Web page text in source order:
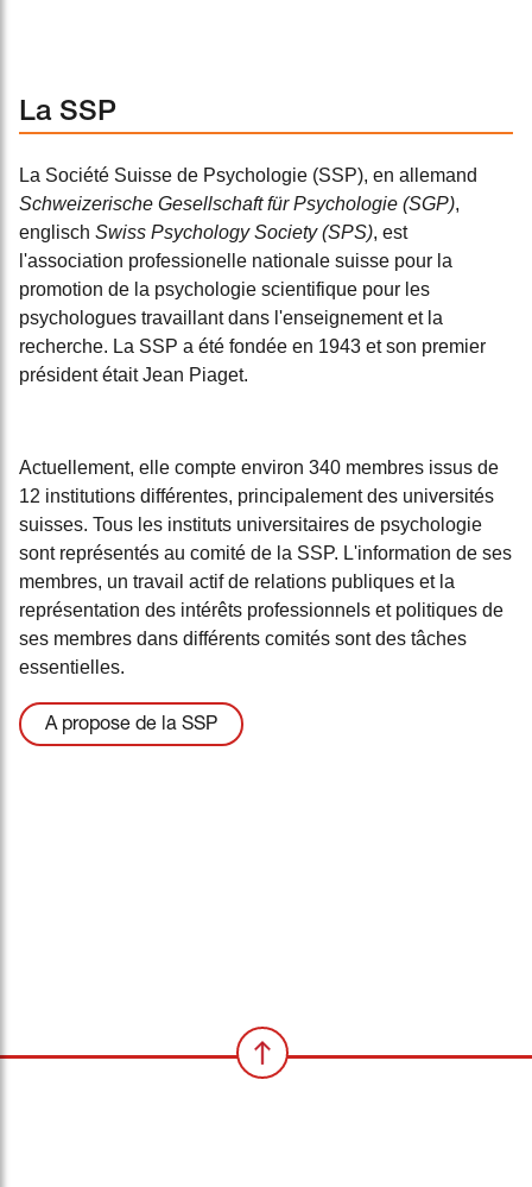
La SSP
La Société Suisse de Psychologie (SSP), en allemand
Schweizerische Gesellschaft für Psychologie (SGP),
englisch Swiss Psychology Society (SPS), est
l'association professionelle nationale suisse pour la
promotion de la psychologie scientifique pour les
psychologues travaillant dans l'enseignement et la
recherche. La SSP a été fondée en 1943 et son premier
président était Jean Piaget.
Actuellement, elle compte environ 340 membres issus de
12 institutions différentes, principalement des universités
suisses. Tous les instituts universitaires de psychologie
sont représentés au comité de la SSP. L'information de ses
membres, un travail actif de relations publiques et la
représentation des intérêts professionnels et politiques de
ses membres dans différents comités sont des tâches
essentielles.
A propose de la SSP